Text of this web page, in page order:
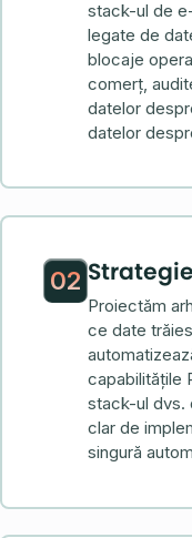
stack-ul de
legate de
blocaje
comerț,
datelor
datelor
02
Proiectăm
ce date
capabilitățile
stack-ul dvs.
clar de
singură